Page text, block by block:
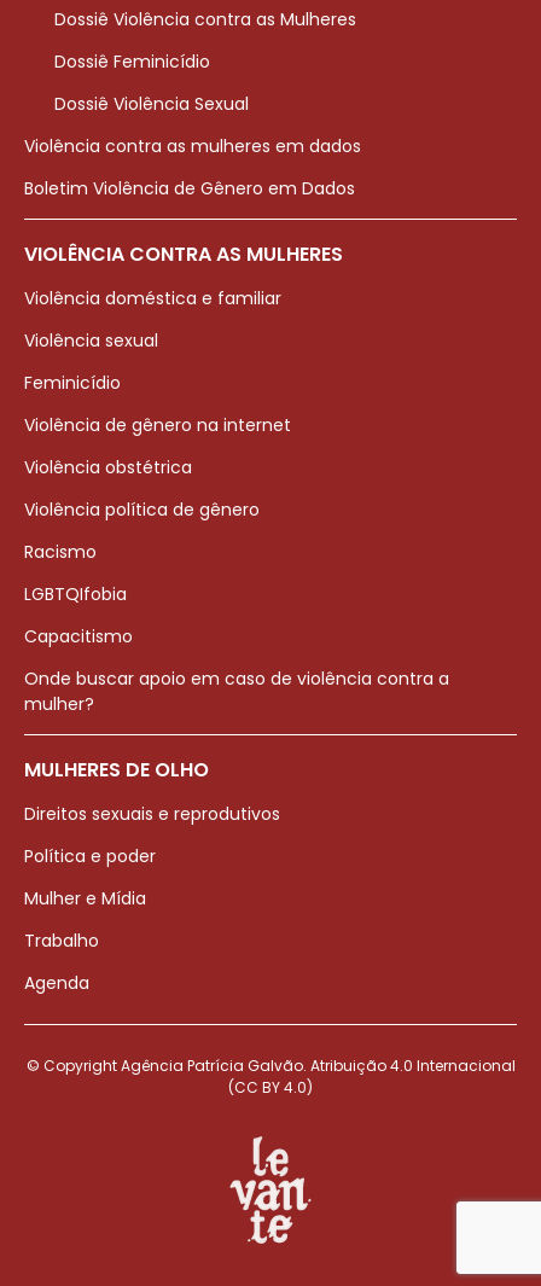
Dossiê Violência contra as Mulheres
Dossiê Feminicídio
Dossiê Violência Sexual
Violência contra as mulheres em dados
Boletim Violência de Gênero em Dados
VIOLÊNCIA CONTRA AS MULHERES
Violência doméstica e familiar
Violência sexual
Feminicídio
Violência de gênero na internet
Violência obstétrica
Violência política de gênero
Racismo
LGBTQIfobia
Capacitismo
Onde buscar apoio em caso de violência contra a
mulher?
MULHERES DE OLHO
Direitos sexuais e reprodutivos
Política e poder
Mulher e Mídia
Trabalho
Agenda
© Copyright Agência Patrícia Galvão. Atribuição 4.0 Internacional
(CC BY 4.0)